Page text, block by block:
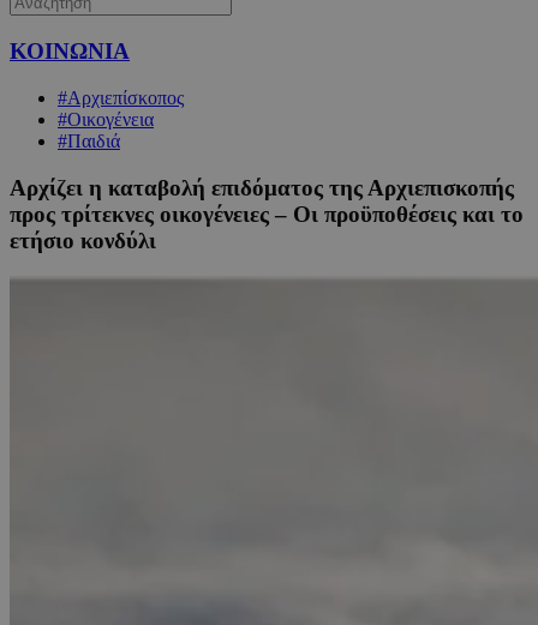
ΚΟΙΝΩΝΙΑ
#Αρχιεπίσκοπος
#Οικογένεια
#Παιδιά
Αρχίζει η καταβολή επιδόματος της Αρχιεπισκοπής
προς τρίτεκνες οικογένειες – Οι προϋποθέσεις και το
ετήσιο κονδύλι